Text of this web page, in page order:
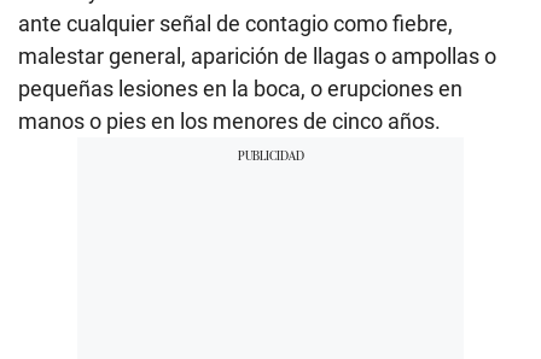
ante cualquier señal de contagio como fiebre,
malestar general, aparición de llagas o ampollas o
pequeñas lesiones en la boca, o erupciones en
manos o pies en los menores de cinco años.